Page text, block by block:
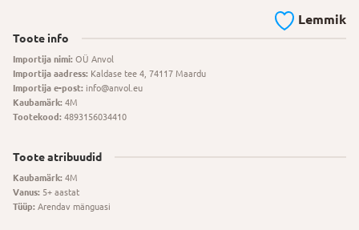
Lemmik
Toote info
Importija nimi: OÜ Anvol
Importija aadress: Kaldase tee 4, 74117 Maardu
Importija e-post: info@anvol.eu
Kaubamärk: 4M
Tootekood: 4893156034410
Toote atribuudid
Kaubamärk: 4M
Vanus: 5+ aastat
Tüüp: Arendav mänguasi